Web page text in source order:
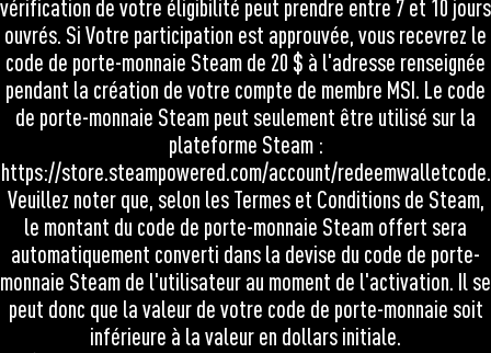
vérification de votre éligibilité peut prendre entre 7 et 10 jours
ouvrés. Si Votre participation est approuvée, vous recevrez le
code de porte-monnaie Steam de 20 $ à l'adresse renseignée
pendant la création de votre compte de membre MSI. Le code
de porte-monnaie Steam peut seulement être utilisé sur la
plateforme Steam :
https://store.steampowered.com/account/redeemwalletcode.
Veuillez noter que, selon les Termes et Conditions de Steam,
le montant du code de porte-monnaie Steam offert sera
automatiquement converti dans la devise du code de porte-
monnaie Steam de l'utilisateur au moment de l'activation. Il se
peut donc que la valeur de votre code de porte-monnaie soit
inférieure à la valeur en dollars initiale.